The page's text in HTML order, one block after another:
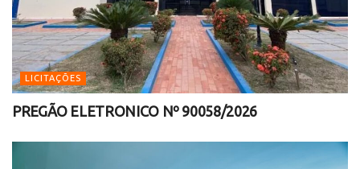
LICITAÇÕES
PREGÃO ELETRONICO Nº 90058/2026